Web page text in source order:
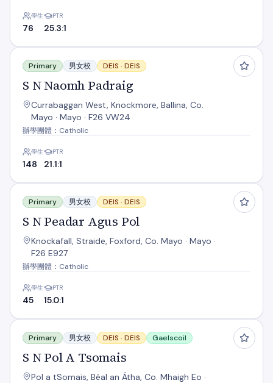
學生
76
PTR
25.3:1
S N Naomh Padraig
Primary 男女校 DEIS · DEIS
S N Naomh Padraig
Currabaggan West, Knockmore, Ballina, Co.
Mayo · Mayo · F26 VW24
辦學團體：Catholic
學生
148
PTR
21.1:1
S N Peadar Agus Pol
Primary 男女校 DEIS · DEIS
S N Peadar Agus Pol
Knockafall, Straide, Foxford, Co. Mayo · Mayo ·
F26 E927
辦學團體：Catholic
學生
45
PTR
15.0:1
S N Pol A Tsomais
Primary 男女校 DEIS · DEIS Gaelscoil
S N Pol A Tsomais
Pol a tSomais, Béal an Átha, Co. Mhaigh Eo ·